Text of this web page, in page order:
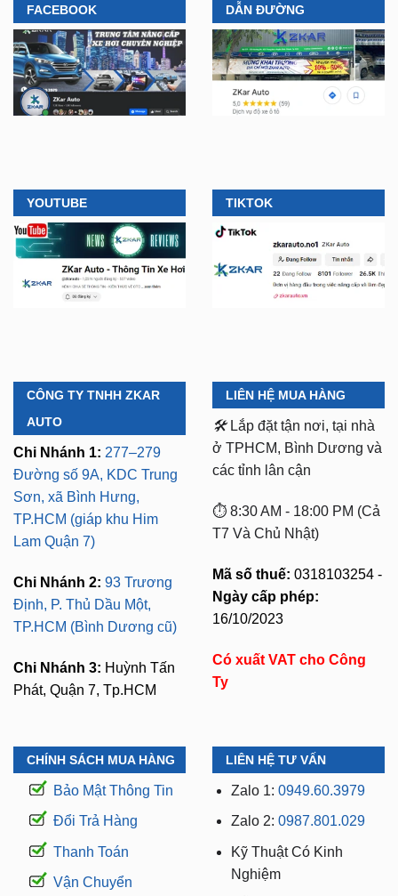
FACEBOOK DẪN ĐƯỜNG
YOUTUBE TIKTOK
CÔNG TY TNHH ZKAR
AUTO
Chi Nhánh 1: 277–279
Đường số 9A, KDC Trung
Sơn, xã Bình Hưng,
TP.HCM (giáp khu Him
Lam Quận 7)
Chi Nhánh 2: 93 Trương
Định, P. Thủ Dầu Một,
TP.HCM (Bình Dương cũ)
Chi Nhánh 3: Huỳnh Tấn
Phát, Quận 7, Tp.HCM
LIÊN HỆ MUA HÀNG
🛠️ Lắp đặt tận nơi, tại nhà
ở TPHCM, Bình Dương và
các tỉnh lân cận
⏱️ 8:30 AM - 18:00 PM (Cả
T7 Và Chủ Nhật)
Mã số thuế: 0318103254 -
Ngày cấp phép:
16/10/2023
Có xuất VAT cho Công
Ty
CHÍNH SÁCH MUA HÀNG
Bảo Mật Thông Tin
Đổi Trả Hàng
Thanh Toán
Vận Chuyển
LIÊN HỆ TƯ VẤN
Zalo 1: 0949.60.3979
Zalo 2: 0987.801.029
Kỹ Thuật Có Kinh
Nghiệm